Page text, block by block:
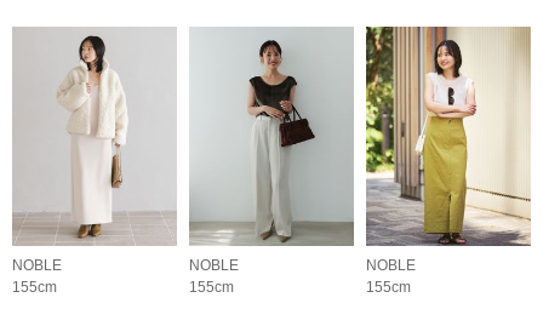
NOBLE
155cm
NOBLE
155cm
NOBLE
155cm